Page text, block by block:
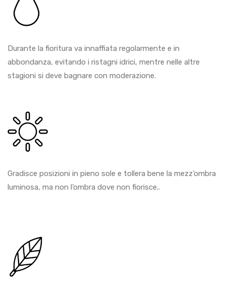
Durante la fioritura va innaffiata regolarmente e in
abbondanza, evitando i ristagni idrici, mentre nelle altre
stagioni si deve bagnare con moderazione.
Gradisce posizioni in pieno sole e tollera bene la mezz’ombra
luminosa, ma non l’ombra dove non fiorisce..